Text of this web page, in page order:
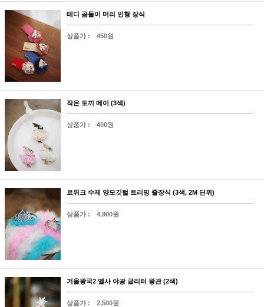
테디 곰돌이 머리 인형 장식
상품가 : 450원
작은 토끼 메이 (3색)
상품가 : 400원
르위크 수제 양모깃털 트리밍 줄장식 (3색, 2M 단위)
상품가 : 4,900원
겨울왕국2 엘사 야광 글리터 왕관 (2색)
상품가 : 2,500원